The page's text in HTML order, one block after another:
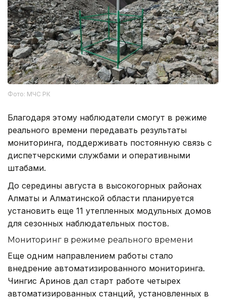
Фото: МЧС РК
Благодаря этому наблюдатели смогут в режиме
реального времени передавать результаты
мониторинга, поддерживать постоянную связь с
диспетчерскими службами и оперативными
штабами.
До середины августа в высокогорных районах
Алматы и Алматинской области планируется
установить еще 11 утепленных модульных домов
для сезонных наблюдательных постов.
Мониторинг в режиме реального времени
Еще одним направлением работы стало
внедрение автоматизированного мониторинга.
Чингис Аринов дал старт работе четырех
автоматизированных станций, установленных в